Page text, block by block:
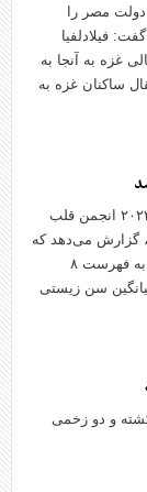
مصر را
فیلادلفیا
غزه به آنجا به
ساکنان غزه به
نتیجه یک مطالعه که قرار است در جلسه علمی سال ۲۰۲۳ انجمن قلب
ارائه شود، گزارش می‌دهد که
برخورداری از سلامت بالای قلبی-عروقی که با پایبندی به فهرست ۸
سن زیستی
کشته و دو زخمی